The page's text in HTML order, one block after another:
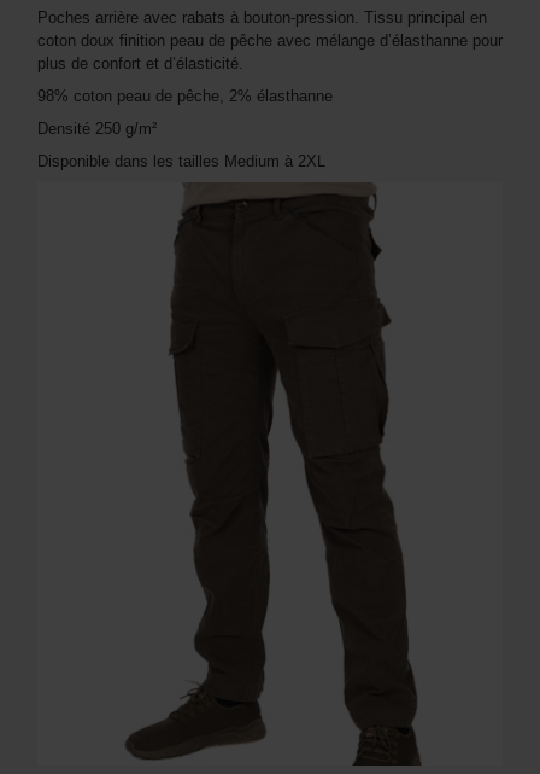
Poches arrière avec rabats à bouton-pression. Tissu principal en
coton doux finition peau de pêche avec mélange d’élasthanne pour
plus de confort et d’élasticité.
98% coton peau de pêche, 2% élasthanne
Densité 250 g/m²
Disponible dans les tailles Medium à 2XL